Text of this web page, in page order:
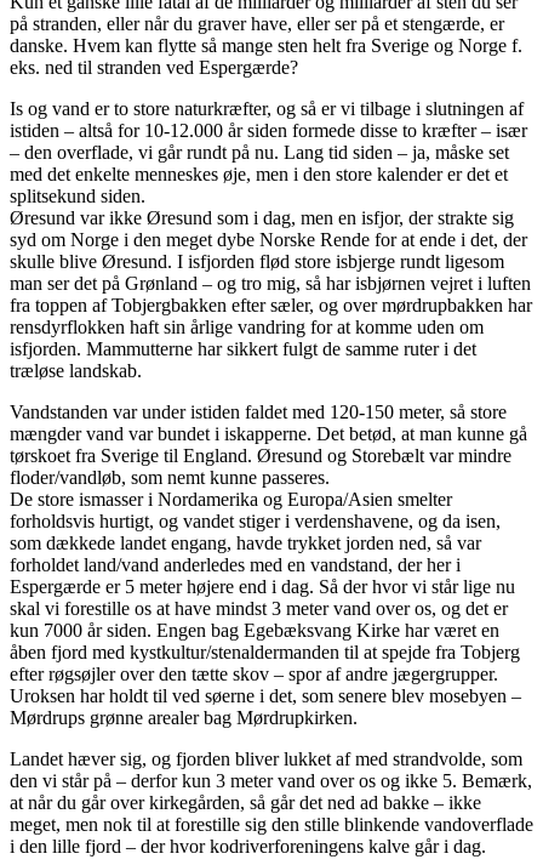
på stranden, eller når du graver have, eller ser på et stengærde, er
danske. Hvem kan flytte så mange sten helt fra Sverige og Norge f.
eks. ned til stranden ved Espergærde?
Is og vand er to store naturkræfter, og så er vi tilbage i slutningen af
istiden – altså for 10-12.000 år siden formede disse to kræfter – især
– den overflade, vi går rundt på nu. Lang tid siden – ja, måske set
med det enkelte menneskes øje, men i den store kalender er det et
splitsekund siden.
Øresund var ikke Øresund som i dag, men en isfjor, der strakte sig
syd om Norge i den meget dybe Norske Rende for at ende i det, der
skulle blive Øresund. I isfjorden flød store isbjerge rundt ligesom
man ser det på Grønland – og tro mig, så har isbjørnen vejret i luften
fra toppen af Tobjergbakken efter sæler, og over mørdrupbakken har
rensdyrflokken haft sin årlige vandring for at komme uden om
isfjorden. Mammutterne har sikkert fulgt de samme ruter i det
træløse landskab.
Vandstanden var under istiden faldet med 120-150 meter, så store
mængder vand var bundet i iskapperne. Det betød, at man kunne gå
tørskoet fra Sverige til England. Øresund og Storebælt var mindre
floder/vandløb, som nemt kunne passeres.
De store ismasser i Nordamerika og Europa/Asien smelter
forholdsvis hurtigt, og vandet stiger i verdenshavene, og da isen,
som dækkede landet engang, havde trykket jorden ned, så var
forholdet land/vand anderledes med en vandstand, der her i
Espergærde er 5 meter højere end i dag. Så der hvor vi står lige nu
skal vi forestille os at have mindst 3 meter vand over os, og det er
kun 7000 år siden. Engen bag Egebæksvang Kirke har været en
åben fjord med kystkultur/stenaldermanden til at spejde fra Tobjerg
efter røgsøjler over den tætte skov – spor af andre jægergrupper.
Uroksen har holdt til ved søerne i det, som senere blev mosebyen –
Mørdrups grønne arealer bag Mørdrupkirken.
Landet hæver sig, og fjorden bliver lukket af med strandvolde, som
den vi står på – derfor kun 3 meter vand over os og ikke 5. Bemærk,
at når du går over kirkegården, så går det ned ad bakke – ikke
meget, men nok til at forestille sig den stille blinkende vandoverflade
i den lille fjord – der hvor kodriverforeningens kalve går i dag.